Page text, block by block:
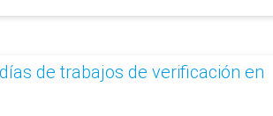
de trabajos de verificación en